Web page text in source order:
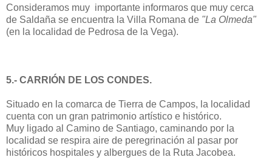
Consideramos muy importante informaros que muy cerca
de Saldaña se encuentra la Villa Romana de "La Olmeda"
(en la localidad de Pedrosa de la Vega).
5.- CARRIÓN DE LOS CONDES.
Situado en la comarca de Tierra de Campos, la localidad
cuenta con un gran patrimonio artístico e histórico.
Muy ligado al Camino de Santiago, caminando por la
localidad se respira aire de peregrinación al pasar por
históricos hospitales y albergues de la Ruta Jacobea.